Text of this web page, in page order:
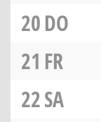
20DO
21 FR
22SA